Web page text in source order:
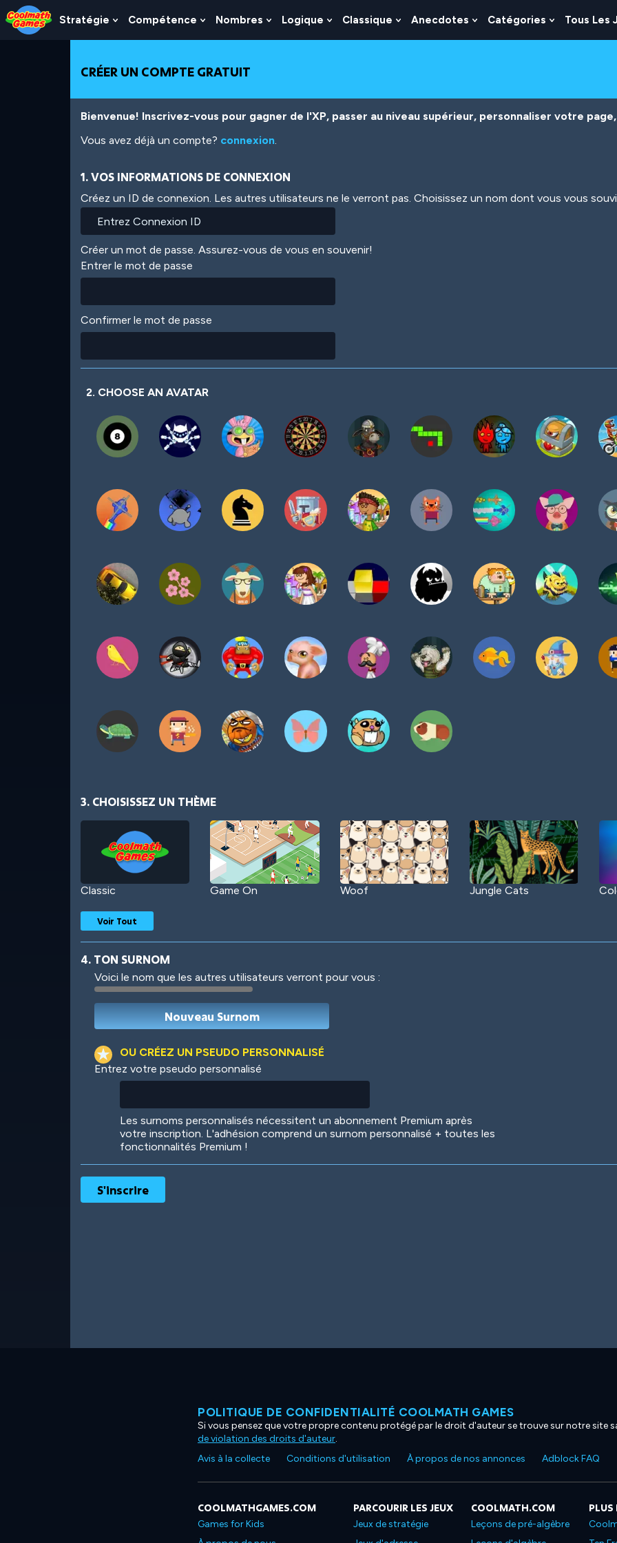
Skip
to
Top
Skip
to
Navigation
Skip
to
Main
Skip
to
Footer
Aller
au
contenu
Stratégie
Show
Submenu
Stratégie
Compétence
Show
Submenu
Compétence
Nombres
Show
Submenu
Logique
Show
Submenu
Classique
Show
Submenu
Anecdotes
Show
Submenu
Catégories
Show
Submenu
Tous Les
CRÉER UN COMPTE GRATUIT
Bienvenue! Inscrivez-vous pour gagner de l'XP, passer au niveau supérieur, personnaliser votre
Vous avez déjà un compte? connexion.
1. VOS INFORMATIONS DE CONNEXION
Créez un ID de connexion. Les autres utilisateurs ne le verront pas. Choisissez un nom dont vous vous
Créer un mot de passe. Assurez-vous de vous en souvenir!
Entrer le mot de passe
Confirmer le mot de passe
2. CHOOSE AN AVATAR
3. CHOISISSEZ UN THÈME
Classic Game On Woof Jungle Cats
Robotic International
Ooh! Aah!
Voir Tout
4. TON SURNOM
Voici le nom que les autres utilisateurs verront pour vous :
OU CRÉEZ UN PSEUDO PERSONNALISÉ
Entrez votre pseudo personnalisé
Les surnoms personnalisés nécessitent un abonnement Premium après
votre inscription. L'adhésion comprend un surnom personnalisé + toutes les
fonctionnalités Premium !
POLITIQUE DE CONFIDENTIALITÉ COOLMATH GAMES
Si vous pensez que votre propre contenu protégé par le droit d'auteur se trouve sur notre site
de violation des droits d'auteur.
Avis à la collecte
Conditions d'utilisation À propos de nos annonces Adblock FAQ
COOLMATHGAMES.COM
Games for Kids
PARCOURIR LES JEUX
Jeux de stratégie
COOLMATH.COM
Leçons de pré-algèbre
PLUS